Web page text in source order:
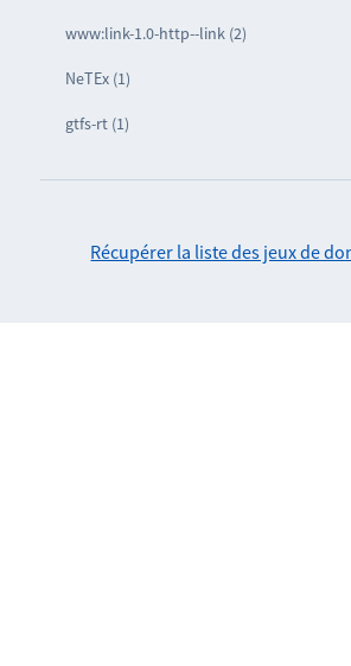
www:link-1.0-http--link (2)
NeTEx (1)
gtfs-rt (1)
Récupérer la liste des jeux de